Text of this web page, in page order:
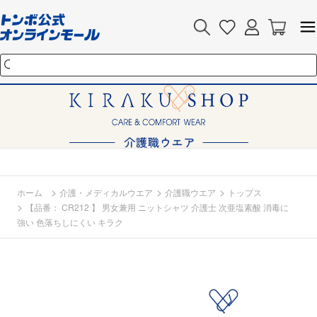
ホーム > 介護・メディカルウエア > 介護職ウエア > トップス
>
【品番： CR212 】 男女兼用 ニットシャツ 介護士 次亜塩素酸 消毒に
強い 色落ちしにくい キラク